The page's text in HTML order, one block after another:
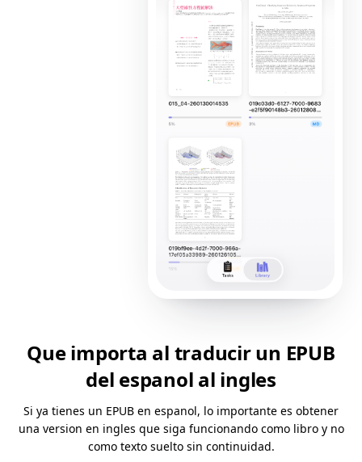
Que importa al traducir un EPUB
del espanol al ingles
Si ya tienes un EPUB en espanol, lo importante es obtener
una version en ingles que siga funcionando como libro y no
como texto suelto sin continuidad.